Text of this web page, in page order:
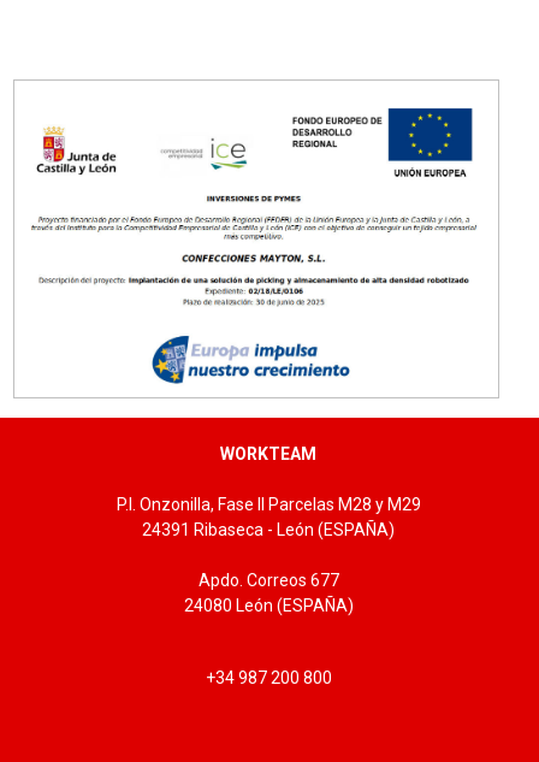
WORKTEAM
P.I. Onzonilla, Fase II Parcelas M28 y M29
24391 Ribaseca - León (ESPAÑA)
Apdo. Correos 677
24080 León (ESPAÑA)
+34 987 200 800